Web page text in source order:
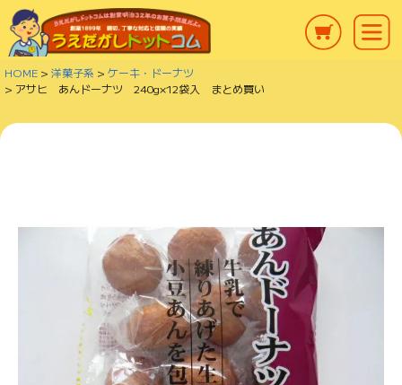
HOME 洋菓子系
ケーキ・ドーナツ
アサヒ あんドーナツ 240g×12袋入 まとめ買い